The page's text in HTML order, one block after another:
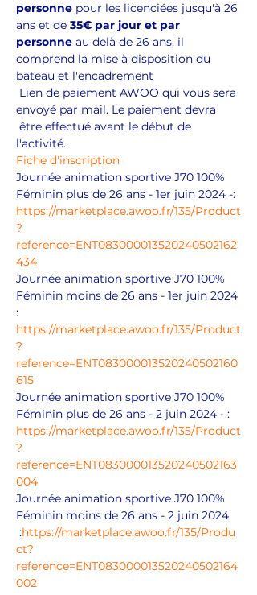
personne pour les licenciées jusqu'à 26
ans et de 35€ par jour et par
personne au delà de 26 ans, il
comprend la mise à disposition du
bateau et l'encadrement
Lien de paiement AWOO qui vous sera
envoyé par mail. Le paiement devra
être effectué avant le début de
l'activité.
Fiche d'inscription
Journée animation sportive J70 100%
Féminin plus de 26 ans - 1er juin 2024 -:
https://marketplace.awoo.fr/135/Product
?
reference=ENT083000013520240502162
434
Journée animation sportive J70 100%
Féminin moins de 26 ans - 1er juin 2024
:
https://marketplace.awoo.fr/135/Product
?
reference=ENT083000013520240502160
615
Journée animation sportive J70 100%
Féminin plus de 26 ans - 2 juin 2024 - :
https://marketplace.awoo.fr/135/Product
?
reference=ENT083000013520240502163
004
Journée animation sportive J70 100%
Féminin moins de 26 ans - 2 juin 2024
:https://marketplace.awoo.fr/135/Produ
ct?
reference=ENT083000013520240502164
002